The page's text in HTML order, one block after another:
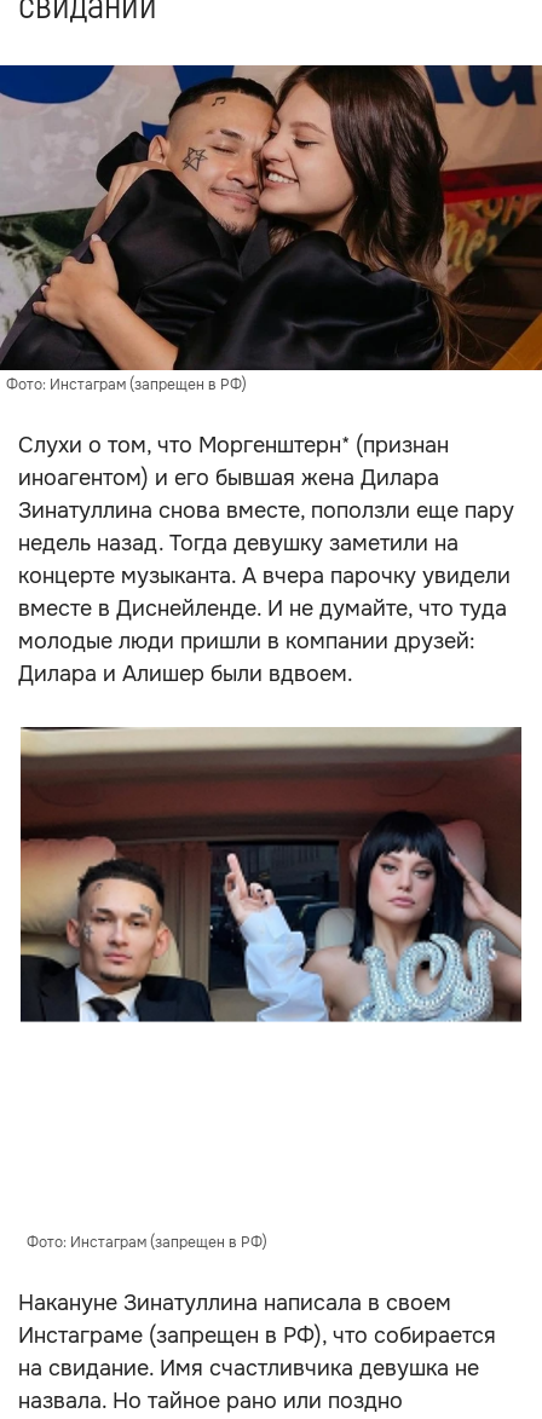
Фото: Инстаграм (запрещен в РФ)
Слухи о том, что Моргенштерн* (признан
иноагентом) и его бывшая жена Дилара
Зинатуллина снова вместе, поползли еще пару
недель назад. Тогда девушку заметили на
концерте музыканта. А вчера парочку увидели
вместе в Диснейленде. И не думайте, что туда
молодые люди пришли в компании друзей:
Дилара и Алишер были вдвоем.
Фото: Инстаграм (запрещен в РФ)
Накануне Зинатуллина написала в своем
Инстаграме (запрещен в РФ), что собирается
на свидание. Имя счастливчика девушка не
назвала. Но тайное рано или поздно